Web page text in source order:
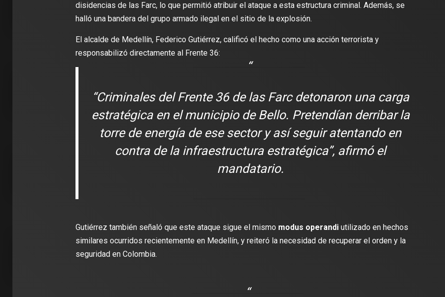
disidencias de las Farc, lo que permitió atribuir el ataque a esta estructura criminal. Además, se
halló una bandera del grupo armado ilegal en el sitio de la explosión.
El alcalde de Medellín, Federico Gutiérrez, calificó el hecho como una acción terrorista y
responsabilizó directamente al Frente 36:
“Criminales del Frente 36 de las Farc detonaron una carga
estratégica en el municipio de Bello. Pretendían derribar la
torre de energía de ese sector y así seguir atentando en
contra de la infraestructura estratégica”, afirmó el
mandatario.
Gutiérrez también señaló que este ataque sigue el mismo modus operandiutilizado en hechos
similares ocurridos recientemente en Medellín, y reiteró la necesidad de recuperar el orden y la
seguridad en Colombia.
León: ‘Vengo a aportar con calidad y
con la ilusión de jugar el Mundial de
DEPORTES
Travis Scott lanza camiseta de
edición limitada del FC Barcelona
para el partido contra el Real Madrid
DEPORTES
Colombia se juega la
al mundial 2026: 9 puntos
asegurar